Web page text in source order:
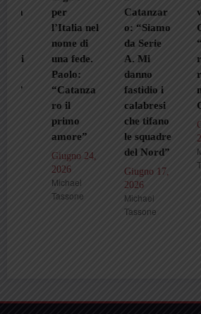
l’Italia nel
nome di
una fede.
Paolo:
“Catanza
primo
amore”
Giugno 24,
Michael
Tassone
Catanzar
o: “Siamo
da Serie
A. Mi
danno
fastidio i
calabresi
che tifano
le squadre
del Nord”
Giugno 17,
Michael
Tassone
ro,
mio